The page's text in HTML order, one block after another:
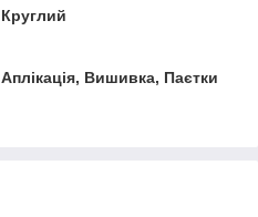
Круглий
Аплікація, Вишивка, Паєтки